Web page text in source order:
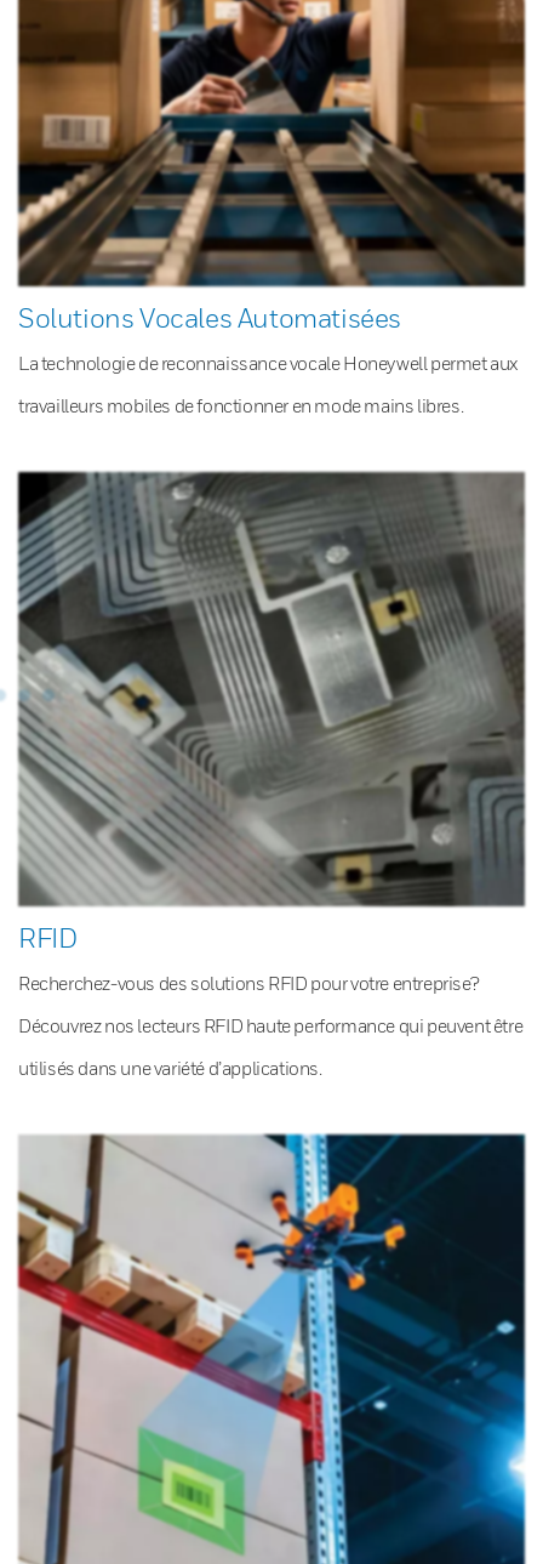
Solutions Vocales Automatisées
La technologie de reconnaissance vocale Honeywell permet aux
travailleurs mobiles de fonctionner en mode mains libres.
RFID
Recherchez-vous des solutions RFID pour votre entreprise?
Découvrez nos lecteurs RFID haute performance qui peuvent être
utilisés dans une variété d’applications.